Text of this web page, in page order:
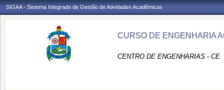
SIGAA - Sistema Integrado de Gestão de Atividades Acadêmicas
CURSO DE ENGENHARIA
CENTRO DE ENGENHARIAS - CE